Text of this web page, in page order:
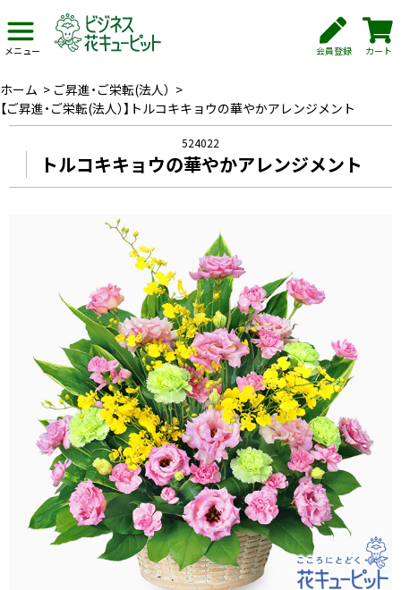
メニュー 会員登録 カート
ホーム > ご昇進・ご栄転(法人） >
【ご昇進・ご栄転(法人）】トルコキキョウの華やかアレンジメント
524022
トルコキキョウの華やかアレンジメント